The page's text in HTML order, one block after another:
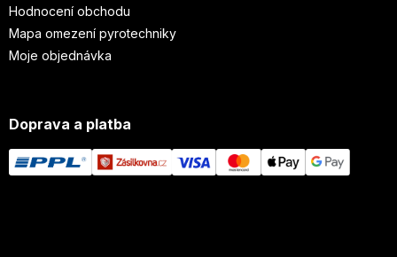
Hodnocení obchodu
Mapa omezení pyrotechniky
Moje objednávka
Doprava a platba